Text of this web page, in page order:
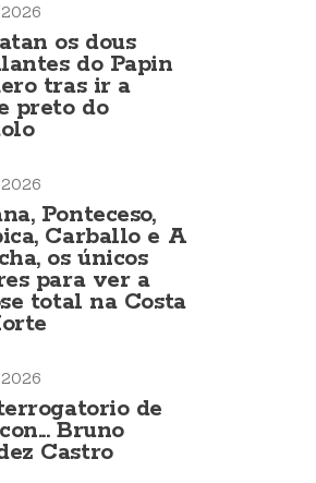
os dous
do Papin
tras ir a
preto do
Ponteceso,
Carballo e A
os únicos
para ver a
total na Costa
de
Bruno
Castro